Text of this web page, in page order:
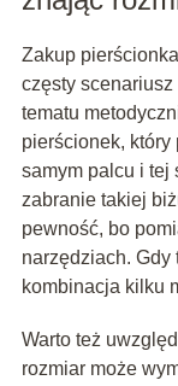
Zakup
częsty
tematu
pierścionek,
samym palcu i tej
zabranie takiej
pewność, bo
narzędziach.
kombinacja kilku
Warto też
rozmiar może